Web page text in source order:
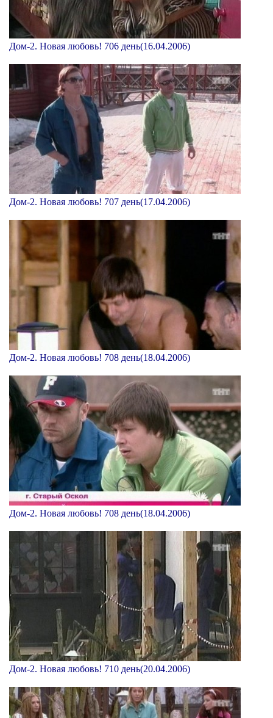
Дом-2. Новая любовь! 706 день(16.04.2006)
Дом-2. Новая любовь! 707 день(17.04.2006)
Дом-2. Новая любовь! 708 день(18.04.2006)
Дом-2. Новая любовь! 708 день(18.04.2006)
Дом-2. Новая любовь! 710 день(20.04.2006)